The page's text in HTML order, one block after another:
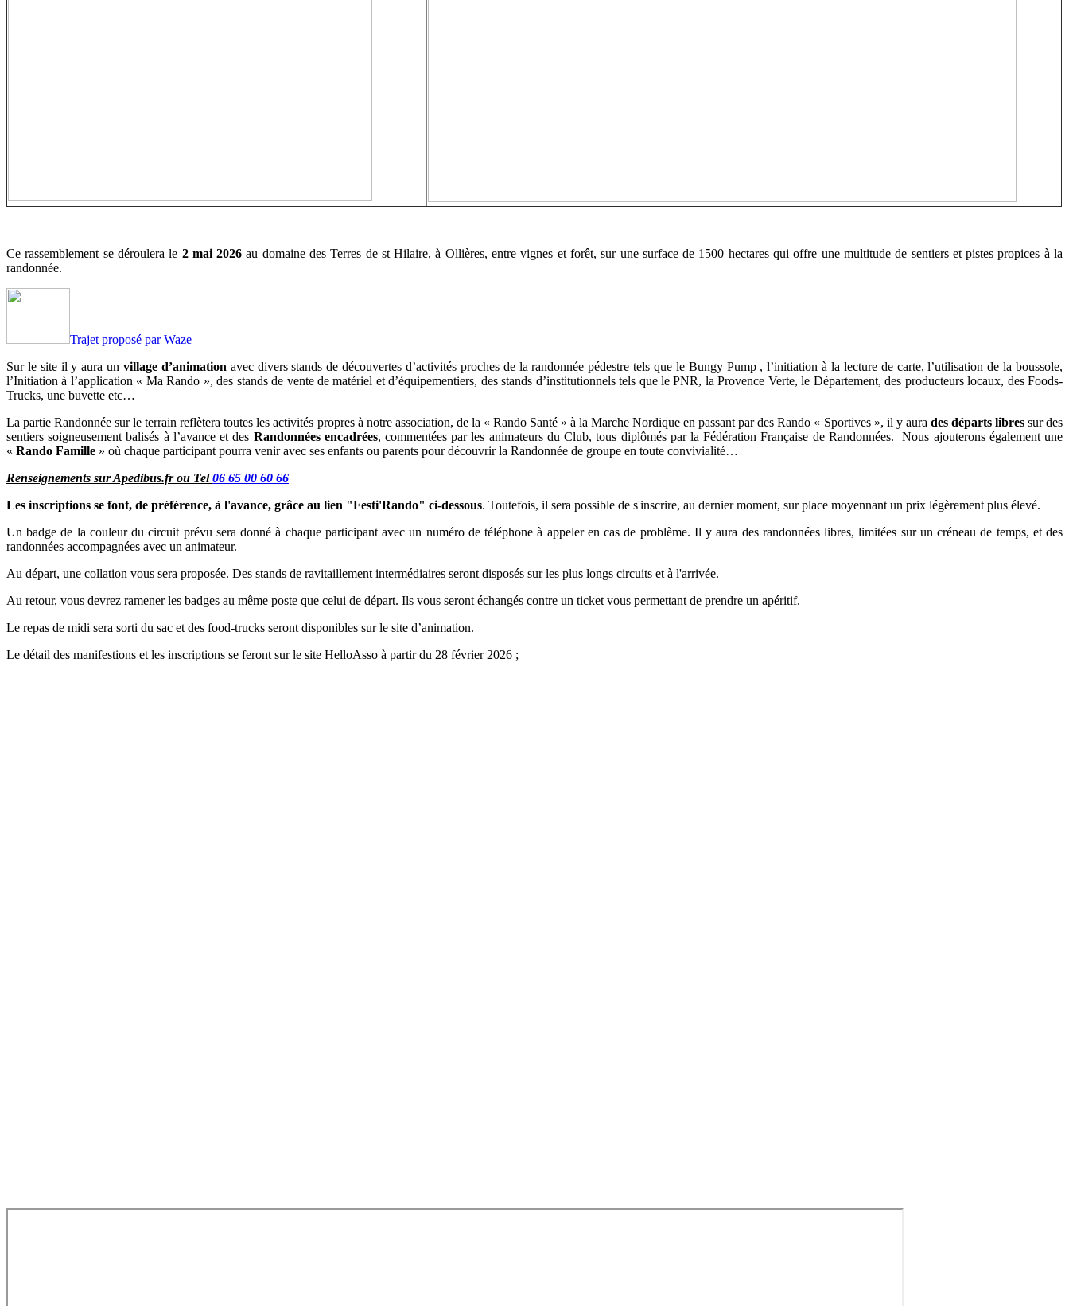
Ce rassemblement se déroulera le 2 mai 2026 au domaine des Terres de st Hilaire, à Ollières, entre vignes et forêt, sur une surface de 1500 hectares qui offre une multitude de sentiers et pistes propices à la
randonnée.
Trajet proposé par Waze
Sur le site il y aura un village d’animation avec divers stands de découvertes d’activités proches de la randonnée pédestre tels que le Bungy Pump , l’initiation à la lecture de carte, l’utilisation de la boussole,
l’Initiation à l’application « Ma Rando », des stands de vente de matériel et d’équipementiers, des stands d’institutionnels tels que le PNR, la Provence Verte, le Département, des producteurs locaux, des Foods-
Trucks, une buvette etc…
La partie Randonnée sur le terrain reflètera toutes les activités propres à notre association, de la « Rando Santé » à la Marche Nordique en passant par des Rando « Sportives », il y aura des départs libres sur des
sentiers soigneusement balisés à l’avance et des Randonnées encadrées, commentées par les animateurs du Club, tous diplômés par la Fédération Française de Randonnées.
Nous ajouterons également une
« Rando Famille » où chaque participant pourra venir avec ses enfants ou parents pour découvrir la Randonnée de groupe en toute convivialité…
Renseignements sur Apedibus.fr ou Tel06 65 00 60 66
Les inscriptions se font, de préférence, à l'avance, grâce au lien "Festi'Rando" ci-dessous. Toutefois, il sera possible de s'inscrire, au dernier moment, sur place moyennant un prix légèrement plus élevé.
Un badge de la couleur du circuit prévu sera donné à chaque participant avec un numéro de téléphone à appeler en cas de problème. Il y aura des randonnées libres, limitées sur un créneau de temps, et des
randonnées accompagnées avec un animateur.
Au départ, une collation vous sera proposée. Des stands de ravitaillement intermédiaires seront disposés sur les plus longs circuits et à l'arrivée.
Au retour, vous devrez ramener les badges au même poste que celui de départ. Ils vous seront échangés contre un ticket vous permettant de prendre un apéritif.
Le repas de midi sera sorti du sac et des food-trucks seront disponibles sur le site d’animation.
Le détail des manifestions et les inscriptions se feront sur le site HelloAsso à partir du 28 février 2026 ;